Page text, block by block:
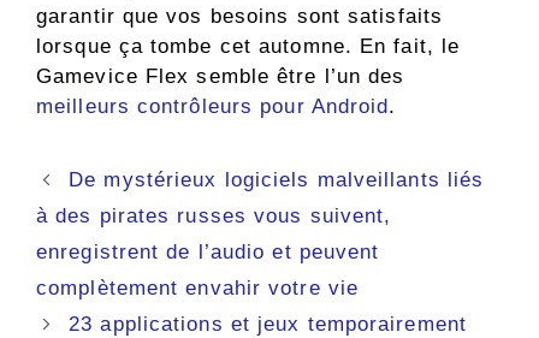
garantir que vos besoins sont satisfaits
lorsque ça tombe cet automne. En fait, le
Gamevice Flex semble être l’un des
meilleurs contrôleurs pour Android .
Navigation
des
De mystérieux logiciels malveillants liés
à des pirates russes vous suivent,
enregistrent de l’audio et peuvent
complètement envahir votre vie
23 applications et jeux temporairement